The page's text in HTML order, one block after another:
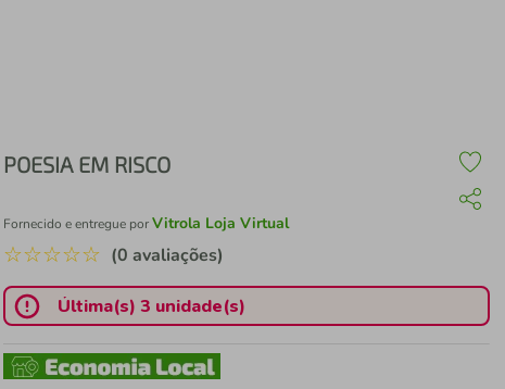
POESIA EM RISCO
Fornecido e entregue porVitrola Loja Virtual
☆☆☆☆☆ (0 avaliações)
Última(s) 3 unidade(s)